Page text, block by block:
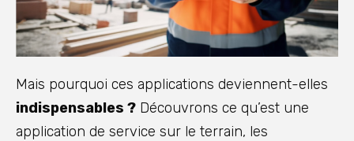
Mais pourquoi ces applications deviennent-elles
indispensables ? Découvrons ce qu’est une
application de service sur le terrain, les